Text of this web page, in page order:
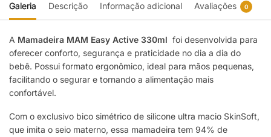
Galeria Descrição Informação adicional Avaliações 0
A Mamadeira MAM Easy Active 330ml foi desenvolvida para
oferecer conforto, segurança e praticidade no dia a dia do
bebê. Possui formato ergonômico, ideal para mãos pequenas,
facilitando o segurar e tornando a alimentação mais
confortável.
Com o exclusivo bico simétrico de silicone ultra macio SkinSoft,
que imita o seio materno, essa mamadeira tem 94% de